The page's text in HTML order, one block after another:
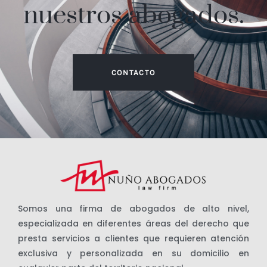
nuestros abogados.
CONTACTO
Somos una firma de abogados de alto nivel,
especializada en diferentes áreas del derecho que
presta servicios a clientes que requieren atención
exclusiva y personalizada en su domicilio en